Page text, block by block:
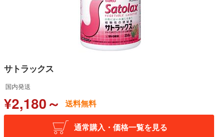
サトラックス
国内発送
¥2,180～ 送料無料
通常購入・価格一覧を見る